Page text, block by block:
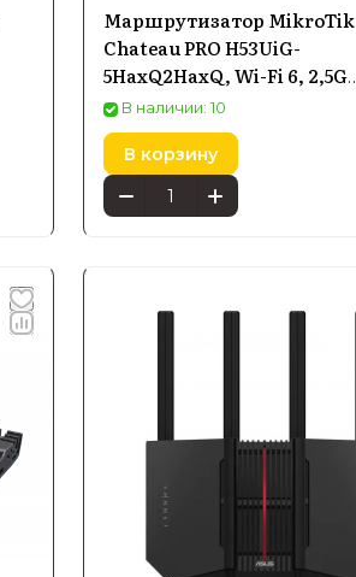
Маршрутизатор MikroTik
Chateau PRO H53UiG-
5HaxQ2HaxQ, Wi-Fi 6, 2,5G
Ethernet
В наличии: 10
В корзину